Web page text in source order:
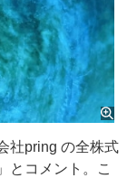
社pring の全株式
とコメント。こ